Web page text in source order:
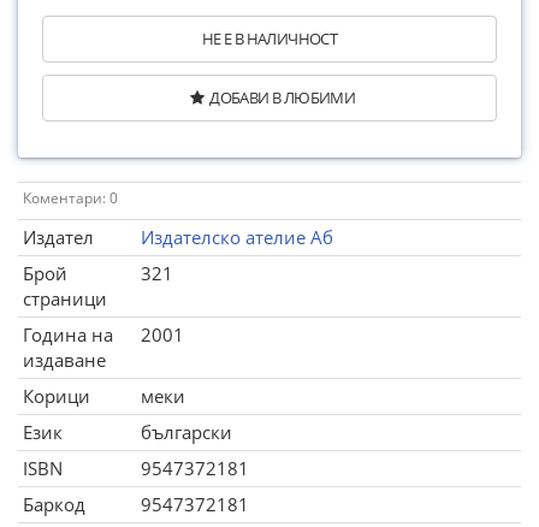
НЕ Е В НАЛИЧНОСТ
ДОБАВИ В ЛЮБИМИ
Коментари: 0
Издател
Издателско ателие Аб
Брой
страници
321
Година на
издаване
2001
Корици
меки
Език
български
ISBN
9547372181
Баркод
9547372181